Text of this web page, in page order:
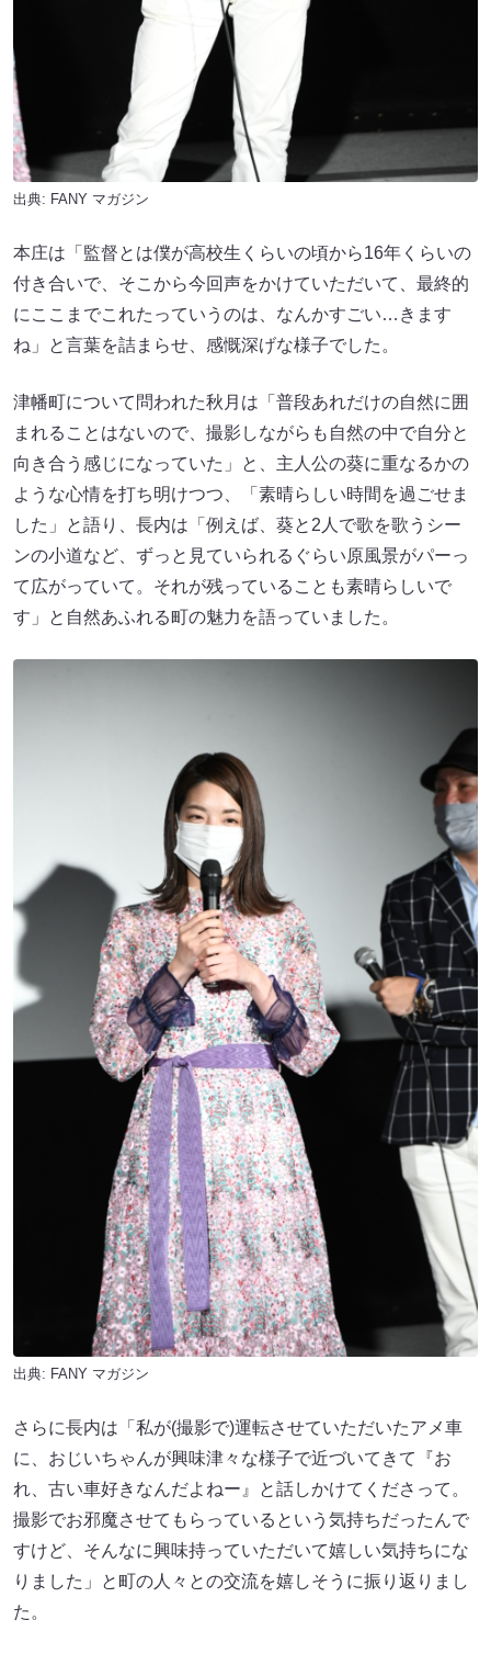
出典: FANY マガジン
本庄は「監督とは僕が高校生くらいの頃から16年くらいの
付き合いで、そこから今回声をかけていただいて、最終的
にここまでこれたっていうのは、なんかすごい…きます
ね」と言葉を詰まらせ、感慨深げな様子でした。
津幡町について問われた秋月は「普段あれだけの自然に囲
まれることはないので、撮影しながらも自然の中で自分と
向き合う感じになっていた」と、主人公の葵に重なるかの
ような心情を打ち明けつつ、「素晴らしい時間を過ごせま
した」と語り、長内は「例えば、葵と2人で歌を歌うシー
ンの小道など、ずっと見ていられるぐらい原風景がパーっ
て広がっていて。それが残っていることも素晴らしいで
す」と自然あふれる町の魅力を語っていました。
出典: FANY マガジン
さらに長内は「私が(撮影で)運転させていただいたアメ車
に、おじいちゃんが興味津々な様子で近づいてきて『お
れ、古い車好きなんだよねー』と話しかけてくださって。
撮影でお邪魔させてもらっているという気持ちだったんで
すけど、そんなに興味持っていただいて嬉しい気持ちにな
りました」と町の人々との交流を嬉しそうに振り返りまし
た。